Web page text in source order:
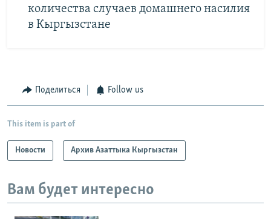
количества случаев домашнего насилия
в Кыргызстане
Поделиться Follow us
This item is part of
Новости Архив Азаттыка Кыргызстан
Вам будет интересно